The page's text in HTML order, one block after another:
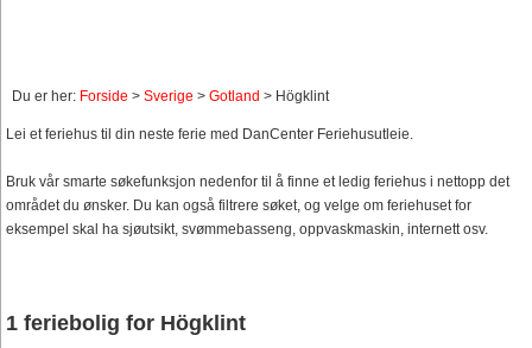
Du er her: Forside > Sverige > Gotland > Högklint
Lei et feriehus til din neste ferie med DanCenter Feriehusutleie.
Bruk vår smarte søkefunksjon nedenfor til å finne et ledig feriehus i nettopp det
området du ønsker. Du kan også filtrere søket, og velge om feriehuset for
eksempel skal ha sjøutsikt, svømmebasseng, oppvaskmaskin, internett osv.
1 feriebolig for Högklint